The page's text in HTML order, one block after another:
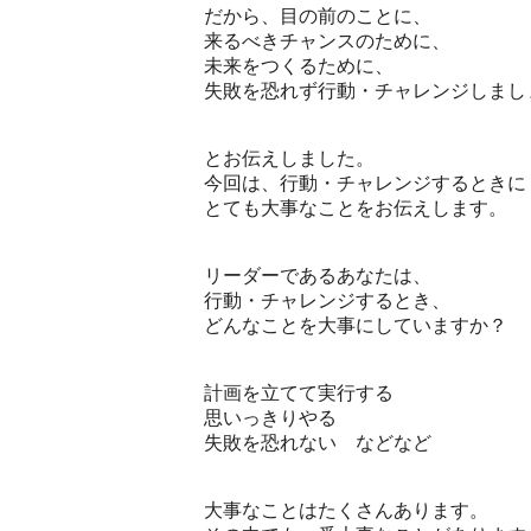
だから、目の前のことに、
来るべきチャンスのために、
未来をつくるために、
失敗を恐れず行動・チャレンジしまし
とお伝えしました。
今回は、行動・チャレンジするときに
とても大事なことをお伝えします。
リーダーであるあなたは、
行動・チャレンジするとき、
どんなことを大事にしていますか？
計画を立てて実行する
思いっきりやる
失敗を恐れない などなど
大事なことはたくさんあります。